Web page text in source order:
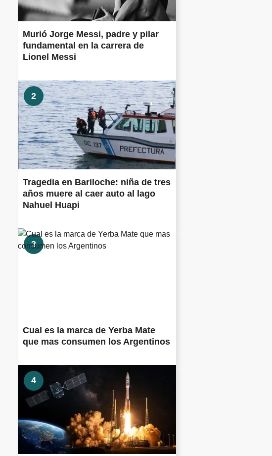
Murió Jorge Messi, padre y pilar
fundamental en la carrera de
Lionel Messi
2
Tragedia en Bariloche: niña de tres
años muere al caer auto al lago
Nahuel Huapi
3
Cual es la marca de Yerba Mate
que mas consumen los Argentinos
4